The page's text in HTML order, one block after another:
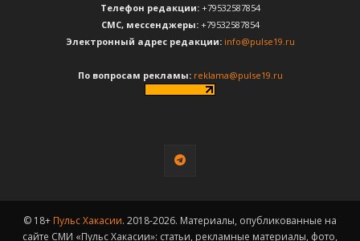
Телефон редакции:+79532587854
CМС, мессенджеры:+79532587854
Электронный адрес редакции: info@pulse19.ru
По вопросам рекламы: reklama@pulse19.ru
© 18+ Пульс Хакасии. 2018-2026. Материалы, опубликованные на
сайте СМИ «Пульс Хакасии»: статьи, рекламные материалы, фото,